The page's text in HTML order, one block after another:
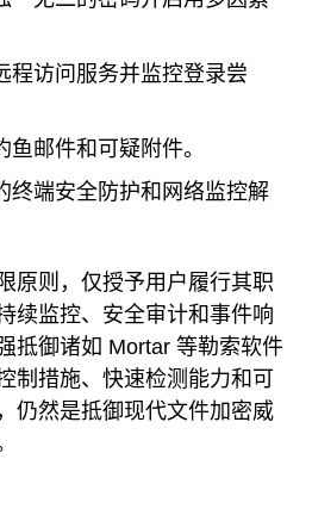
程访问服务并监控登录尝
邮件和可疑附件。
终端安全防护和网络监控解
原则，仅授予用户履行其职
续监控、安全审计和事件响
抵御诸如 Mortar 等勒索软件
制措施、快速检测能力和可
仍然是抵御现代文件加密威